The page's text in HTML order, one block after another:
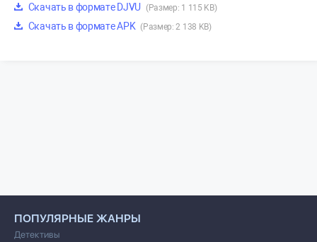
Скачать в формате DJVU (Размер: 1 115 KB)
Скачать в формате APK (Размер: 2 138 KB)
ПОПУЛЯРНЫЕ ЖАНРЫ
Детективы